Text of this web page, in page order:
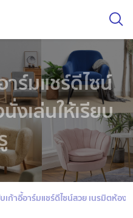
ร์มแชร์ดีไซน์
งเล่นให้เรียบ
เก้าอี้อาร์มแชร์ดีไซน์สวย เนรมิตห้องนั่